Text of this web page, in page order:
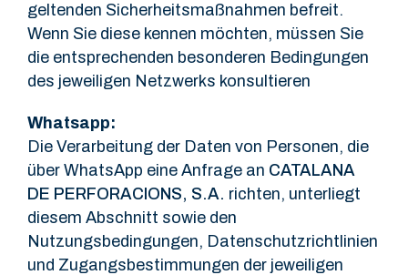
geltenden Sicherheitsmaßnahmen befreit.
Wenn Sie diese kennen möchten, müssen Sie
die entsprechenden besonderen Bedingungen
des jeweiligen Netzwerks konsultieren
Whatsapp:
Die Verarbeitung der Daten von Personen, die
über WhatsApp eine Anfrage an CATALANA
DE PERFORACIONS, S.A. richten, unterliegt
diesem Abschnitt sowie den
Nutzungsbedingungen, Datenschutzrichtlinien
und Zugangsbestimmungen der jeweiligen